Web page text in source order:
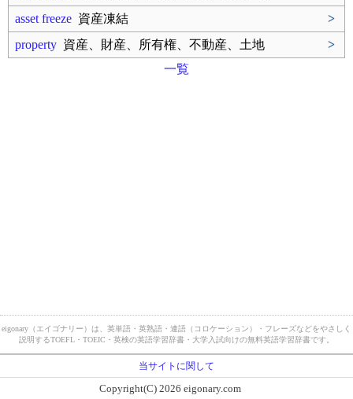
asset freeze 資産凍結
>
property 資産、財産、所有権、不動産、土地
>
一覧
eigonary（エイゴナリー）は、英単語・英熟語・連語（コロケーション）・フレーズなどをやさしく
説明するTOEFL・TOEIC・英検の英語学習辞書・大学入試向けの無料英語学習辞書です。
当サイトに関して
Copyright(C) 2026 eigonary.com